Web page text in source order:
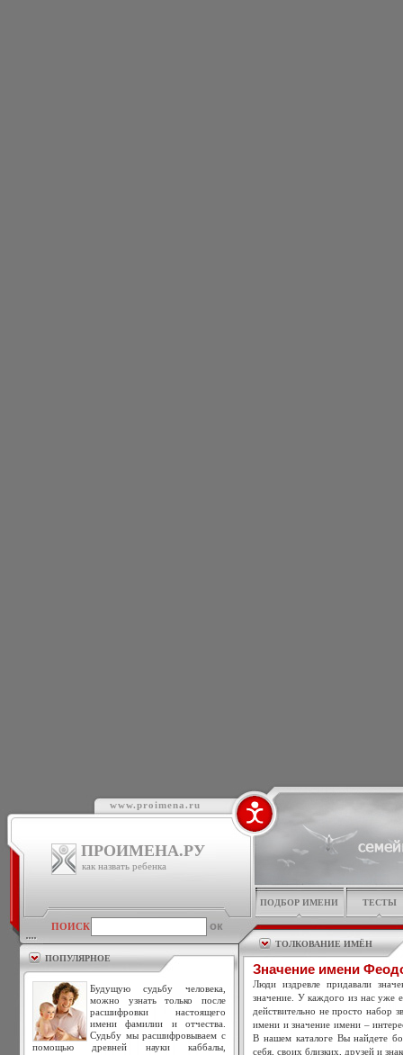
www.proimena.ru
ПРОИМЕНА.РУ
как назвать ребенка
ПОИСК
ПОПУЛЯРНОЕ
Будущую судьбу человека,
можно узнать только после
расшифровки настоящего
имени фамилии и отчества.
Судьбу мы расшифровываем с
помощью древней науки каббалы,
ПОДБОР ИМЕНИ ТЕСТЫ
ТОЛКОВАНИЕ ИМЁН
Значение имени
Люди издревле придавали
значение. У каждого из нас уже
действительно не просто набор
имени и значение имени –
В нашем каталоге Вы найдете
себя, своих близких, друзей и